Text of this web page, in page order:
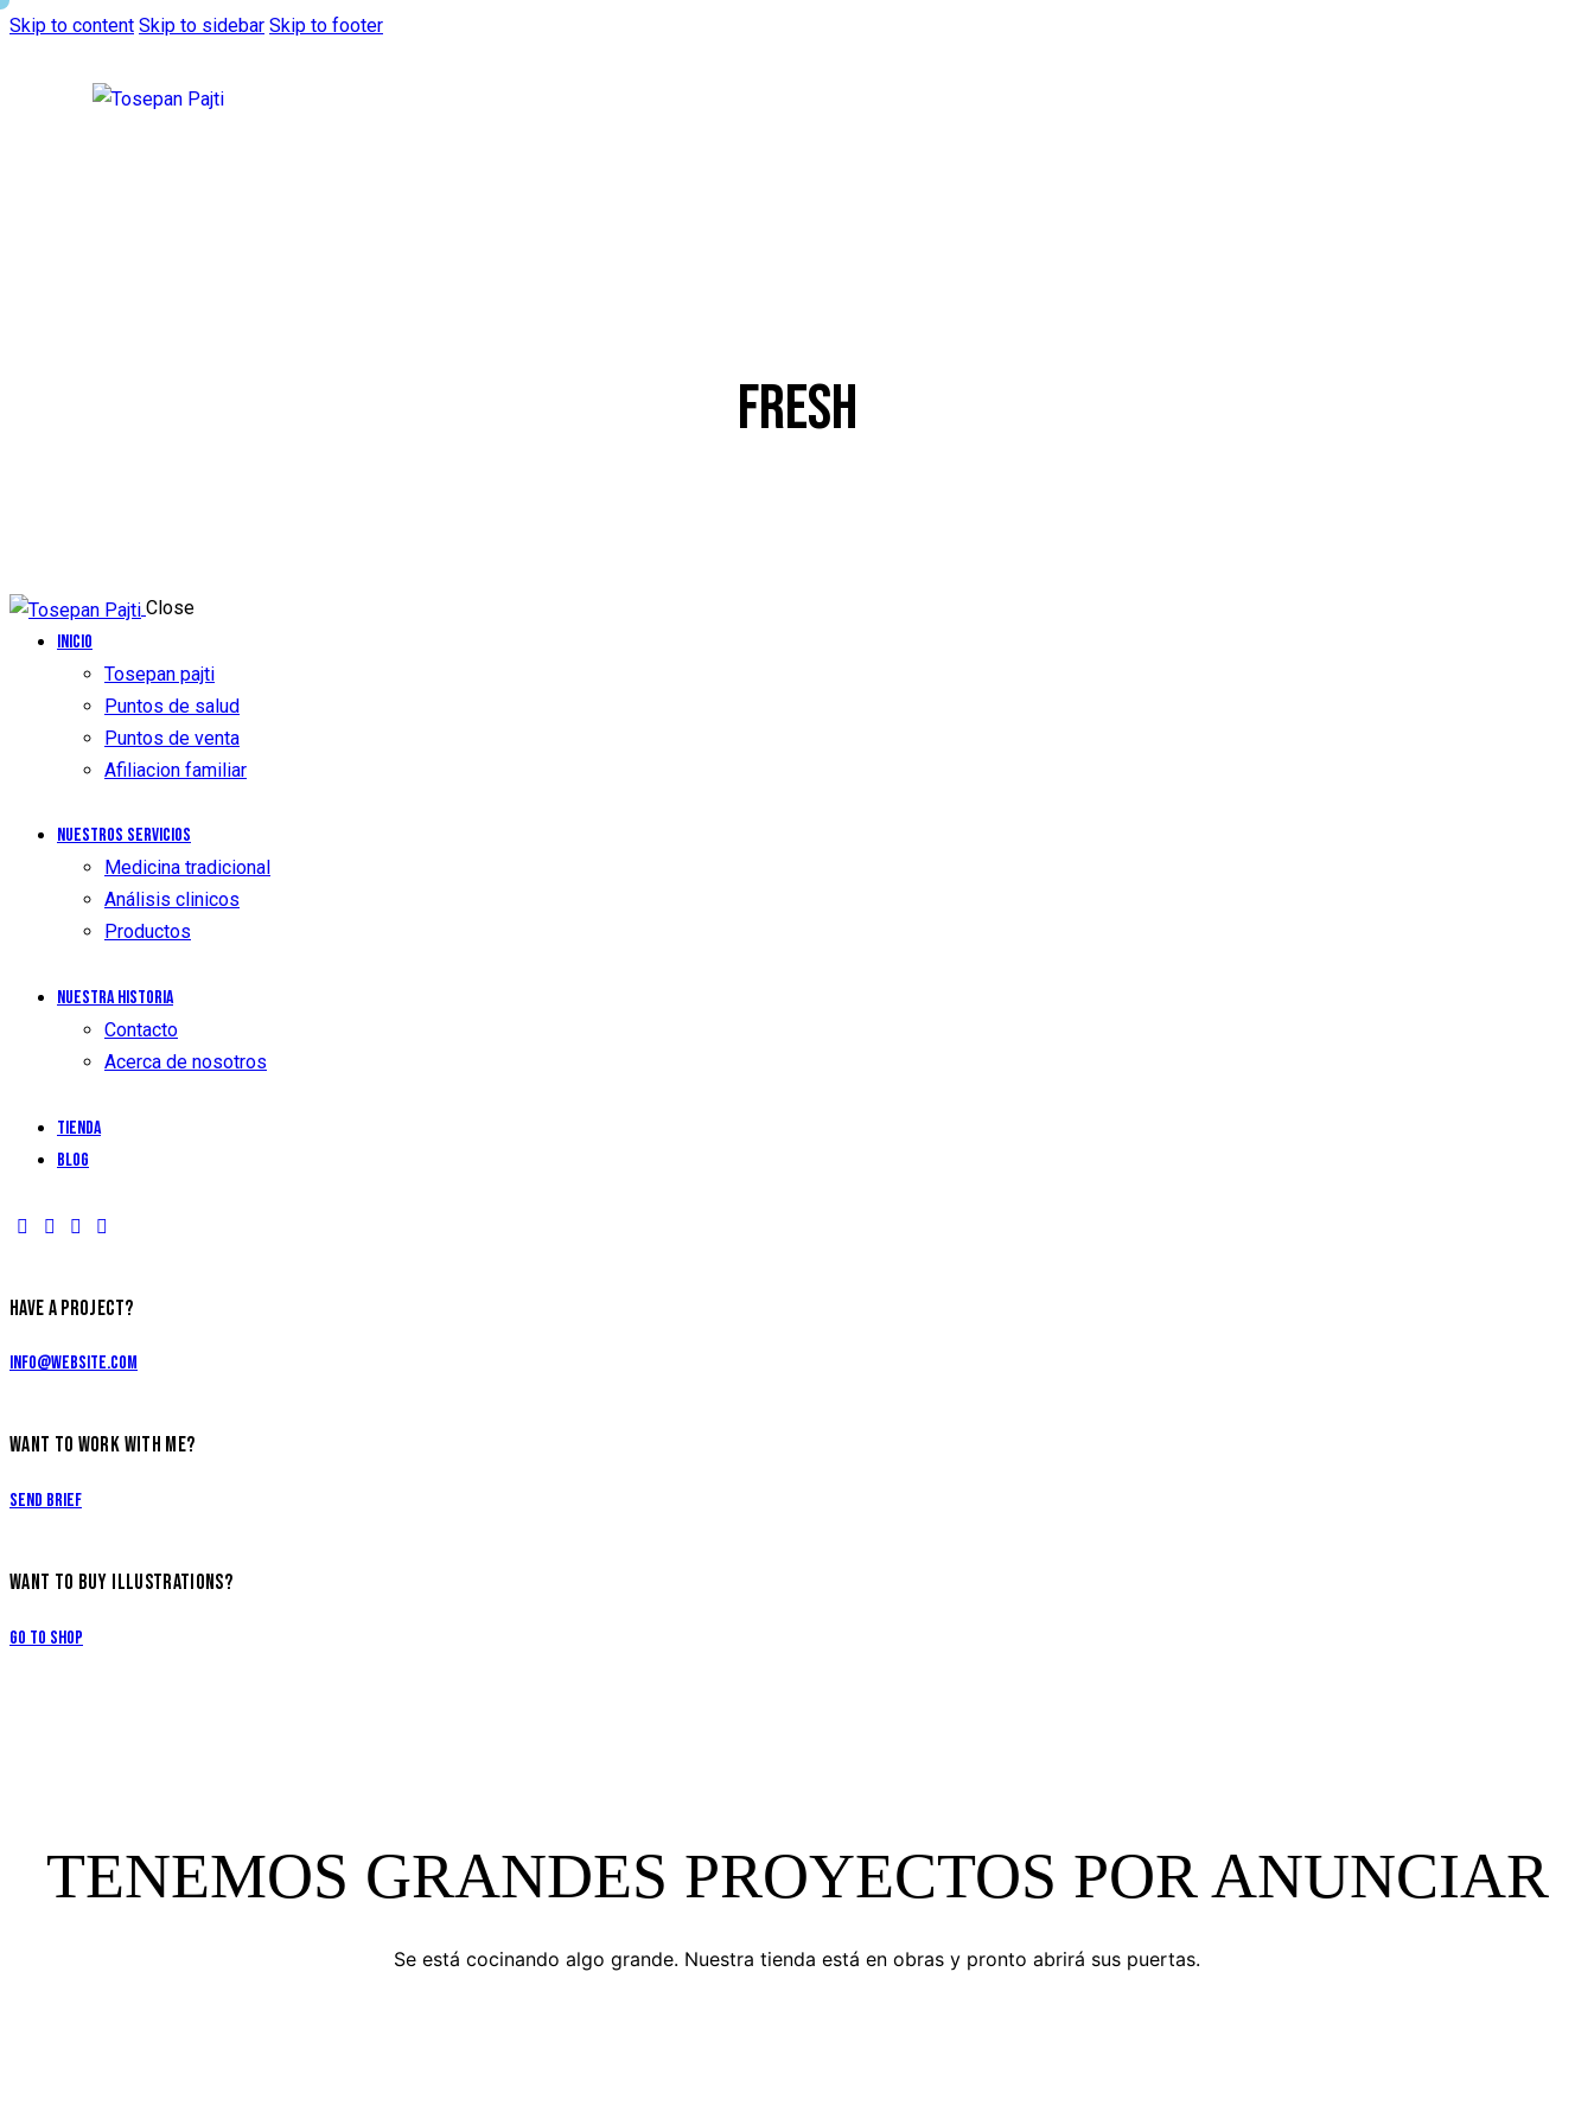
Skip to content Skip to sidebar Skip to footer
FRESH
Close
Inicio
Tosepan pajti
Puntos de salud
Puntos de venta
Afiliacion familiar
Nuestros Servicios
Medicina tradicional
Análisis clinicos
Productos
Nuestra historia
Contacto
Acerca de nosotros
Tienda
Blog
HAVE A PROJECT?
info@website.com
WANT TO WORK WITH ME?
Send Brief
WANT TO BUY ILLUSTRATIONS?
Go to Shop
TENEMOS GRANDES PROYECTOS POR ANUNCIAR
Se está cocinando algo grande. Nuestra tienda está en obras y pronto abrirá sus puertas.